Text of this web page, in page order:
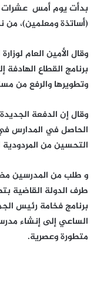
(أساتذة ومعلمين)، من
وقال الأمين العام
برنامج القطاع
وتطويرها والرفع من
وقال إن الدفعة
الحاصل في المدارس
التحسين من المردودية
و طلب من المدرسين
طرف الدولة القاضية
برنامج فخامة رئيس
الساعي إلى إنشاء
متطورة وعصرية.